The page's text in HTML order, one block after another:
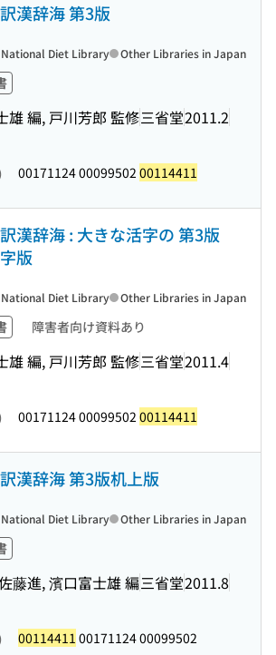
漢辞海 第3版
雄 編, 戸川芳郎 監修三省堂2011.2
National Diet Library Other Libraries in Japan
00171124 00099502 00114411
漢辞海 : 大きな活字の 第3版
版
障害者向け資料あり
雄 編, 戸川芳郎 監修三省堂2011.4
National Diet Library Other Libraries in Japan
00171124 00099502 00114411
漢辞海 第3版机上版
藤進, 濱口富士雄 編三省堂2011.8
National Diet Library Other Libraries in Japan
00114411 00171124 00099502